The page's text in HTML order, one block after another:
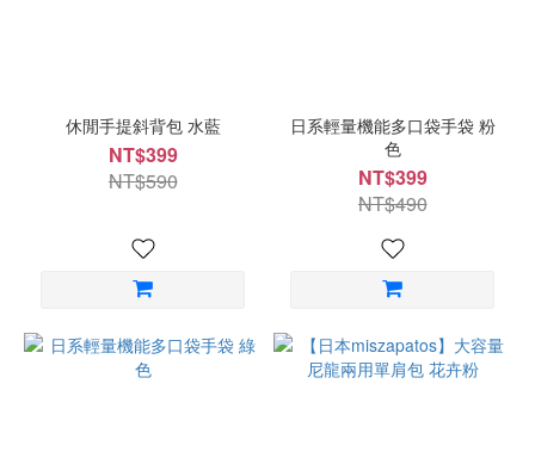
休閒手提斜背包 水藍
NT$399
NT$590
日系輕量機能多口袋手袋 粉
色
NT$399
NT$490